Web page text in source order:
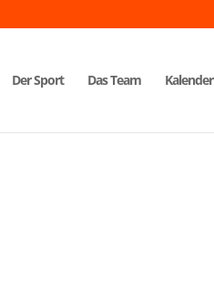
Der Sport Das Team Kalender